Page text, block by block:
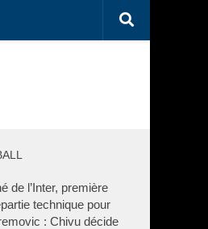
de l’Inter, première
technique pour
: Chivu décide